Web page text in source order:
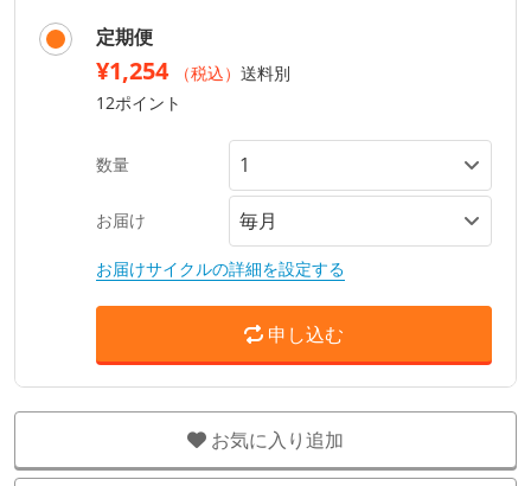
定期便
¥1,254 （税込） 送料別
12ポイント
数量
お届け
お届けサイクルの詳細を設定する
申し込む
お気に入り追加